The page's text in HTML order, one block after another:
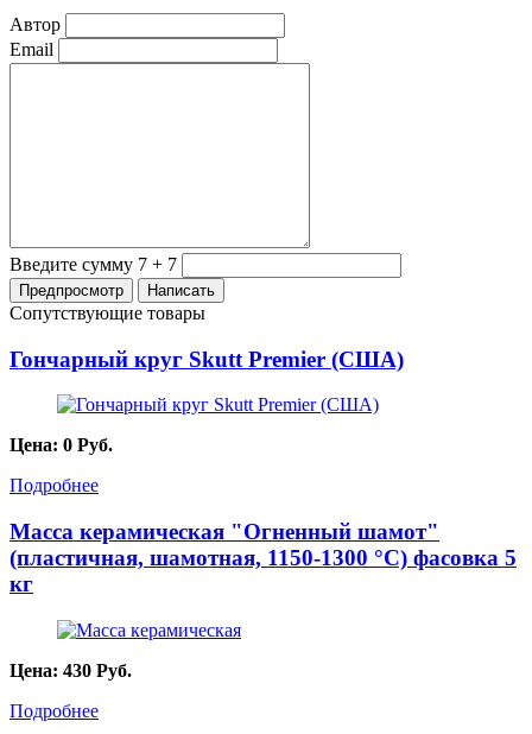
Автор
Email
Введите сумму 7 + 7
Сопутствующие товары
Гончарный круг Skutt Premier (США)
Цена: 0 Руб.
Подробнее
Масса керамическая "Огненный шамот"
(пластичная, шамотная, 1150-1300 °C) фасовка 5
кг
Цена: 430 Руб.
Подробнее